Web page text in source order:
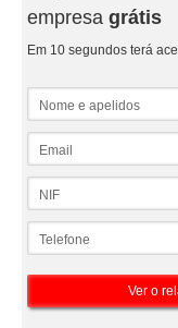
empresa grátis
Em 10 segundos terá